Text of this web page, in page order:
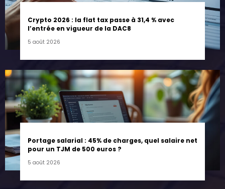
Crypto 2026 : la flat tax passe à 31,4 % avec
l’entrée en vigueur de la DAC8
5 août 2026
Portage salarial : 45% de charges, quel salaire net
pour un TJM de 500 euros ?
5 août 2026